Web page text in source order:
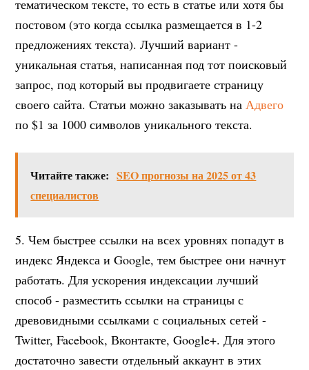
тематическом тексте, то есть в статье или хотя бы
постовом (это когда ссылка размещается в 1-2
предложениях текста). Лучший вариант -
уникальная статья, написанная под тот поисковый
запрос, под который вы продвигаете страницу
своего сайта. Статьи можно заказывать наАдвего
по $1 за 1000 символов уникального текста.
Читайте также: SEO прогнозы на 2025 от 43
специалистов
5. Чем быстрее ссылки на всех уровнях попадут в
индекс Яндекса и Google, тем быстрее они начнут
работать. Для ускорения индексации лучший
способ - разместить ссылки на страницы с
древовидными ссылками с социальных сетей -
Twitter, Facebook, Вконтакте, Google+. Для этого
достаточно завести отдельный аккаунт в этих